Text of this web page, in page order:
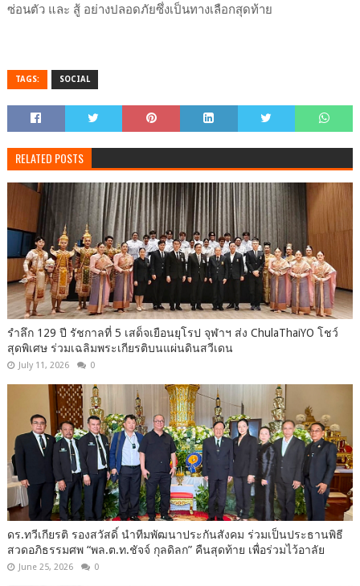
ซ่อนตัว และ สู้ อย่างปลอดภัยซึ่งเป็นทางเลือกสุดท้าย
TAGS: SOCIAL
RELATED POSTS
รำลึก 129 ปี รัชกาลที่ 5 เสด็จเยือนยุโรป จุฬาฯ ส่ง ChulaThaiYO โชว์
สุดพิเศษ ร่วมเฉลิมพระเกียรติบนแผ่นดินสวีเดน
July 11, 2026 0
ดร.ทวีเกียรติ รองสวัสดิ์ นำทีมพัฒนาประกันสังคม ร่วมเป็นประธานพิธี
สวดอภิธรรมศพ “พล.ต.ท.ชัจจ์ กุลดิลก” คืนสุดท้าย เพื่อร่วมไว้อาลัย
June 25, 2026 0